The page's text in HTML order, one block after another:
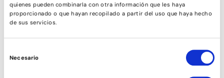
quienes pueden combinarla con otra información que les haya
proporcionado o que hayan recopilado a partir del uso que haya hecho
de sus servicios.
de
Necesario